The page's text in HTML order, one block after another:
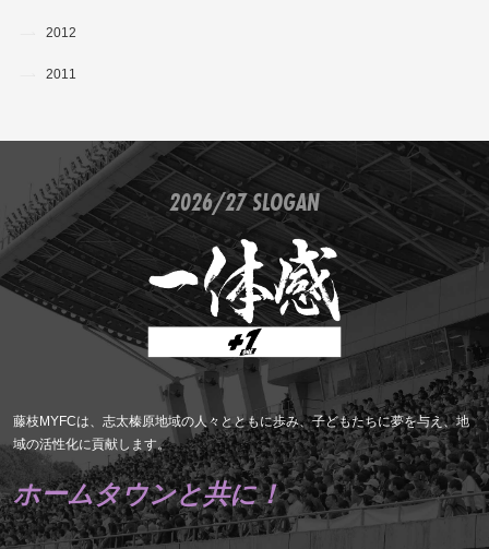
2012
2011
2026/27 SLOGAN
藤枝MYFCは、志太榛原地域の人々とともに歩み、子どもたちに夢を与え、地
域の活性化に貢献します。
ホームタウンと共に！